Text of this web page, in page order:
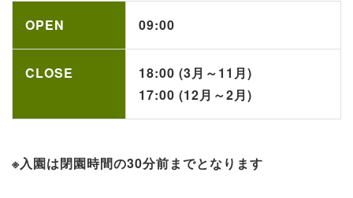
OPEN 09:00
CLOSE
18:00 (3月～11月)
17:00 (12月～2月)
※入園は閉園時間の30分前までとなります